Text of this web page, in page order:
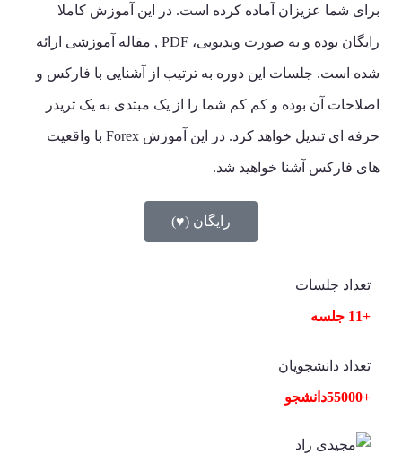
برای شما عزیزان آماده کرده است. در این آموزش کاملا
رایگان بوده و به صورت ویدیویی، PDF , مقاله آموزشی ارائه
شده است. جلسات این دوره به ترتیب از آشنایی با فارکس و
اصلاحات آن بوده و کم کم شما را از یک مبتدی به یک تریدر
حرفه ای تبدیل خواهد کرد. در این آموزش Forex با واقعیت
های فارکس آشنا خواهید شد.
رایگان (♥)
تعداد جلسات
+11 جلسه
تعداد دانشجویان
+55000دانشجو